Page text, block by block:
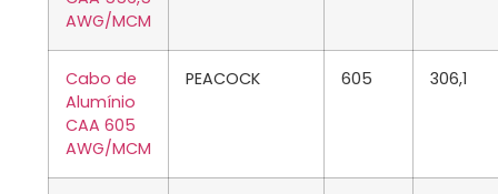
AWG/MCM
Cabo de
Alumínio
CAA 605
AWG/MCM
PEACOCK 605 306,1